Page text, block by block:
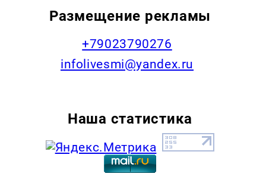
Размещение рекламы
+79023790276
infolivesmi@yandex.ru
Наша статистика